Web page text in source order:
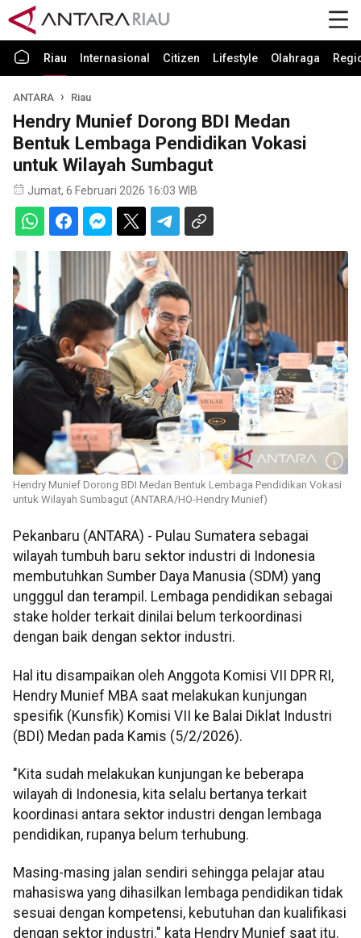
Riau Internasional Citizen Lifestyle Olahraga
ANTARA Riau
Hendry Munief Dorong BDI Medan
Bentuk Lembaga Pendidikan Vokasi
untuk Wilayah Sumbagut
Jumat, 6 Februari 2026 16:03 WIB
Hendry Munief Dorong BDI Medan Bentuk Lembaga Pendidikan Vokasi
untuk Wilayah Sumbagut (ANTARA/HO-Hendry Munief)
Pekanbaru (ANTARA) - Pulau Sumatera sebagai
wilayah tumbuh baru sektor industri di Indonesia
membutuhkan Sumber Daya Manusia (SDM) yang
ungggul dan terampil. Lembaga pendidikan sebagai
stake holder terkait dinilai belum terkoordinasi
dengan baik dengan sektor industri.
Hal itu disampaikan oleh Anggota Komisi VII DPR RI,
Hendry Munief MBA saat melakukan kunjungan
spesifik (Kunsfik) Komisi VII ke Balai Diklat Industri
(BDI) Medan pada Kamis (5/2/2026).
"Kita sudah melakukan kunjungan ke beberapa
wilayah di Indonesia, kita selalu bertanya terkait
koordinasi antara sektor industri dengan lembaga
pendidikan, rupanya belum terhubung.
Masing-masing jalan sendiri sehingga pelajar atau
mahasiswa yang dihasilkan lembaga pendidikan tidak
sesuai dengan kompetensi, kebutuhan dan kualifikasi
dengan sektor industri." kata Hendry Munief saat itu.